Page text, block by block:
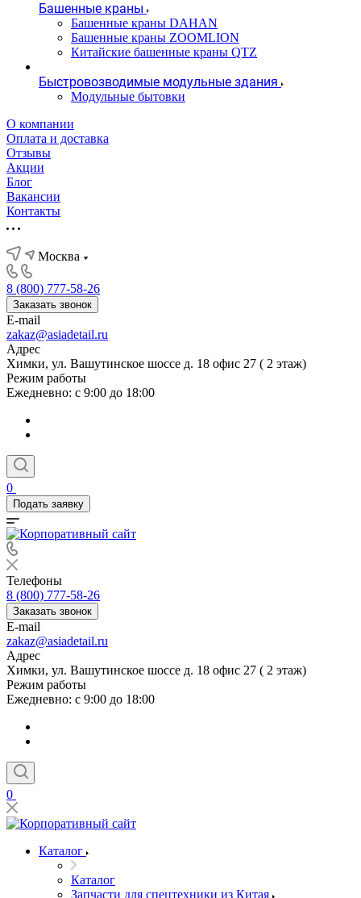
Башенные краны
Башенные краны DAHAN
Башенные краны ZOOMLION
Китайские башенные краны QTZ
Быстровозводимые модульные здания
Модульные бытовки
О компании
Оплата и доставка
Отзывы
Акции
Блог
Вакансии
Контакты
Москва
8 (800) 777-58-26
Заказать звонок
E-mail
zakaz@asiadetail.ru
Адрес
Химки, ул. Вашутинское шоссе д. 18 офис 27 ( 2 этаж)
Режим работы
Ежедневно: с 9:00 до 18:00
0
Подать заявку
Телефоны
8 (800) 777-58-26
Заказать звонок
E-mail
zakaz@asiadetail.ru
Адрес
Химки, ул. Вашутинское шоссе д. 18 офис 27 ( 2 этаж)
Режим работы
Ежедневно: с 9:00 до 18:00
0
Каталог
Каталог
Запчасти для спецтехники из Китая